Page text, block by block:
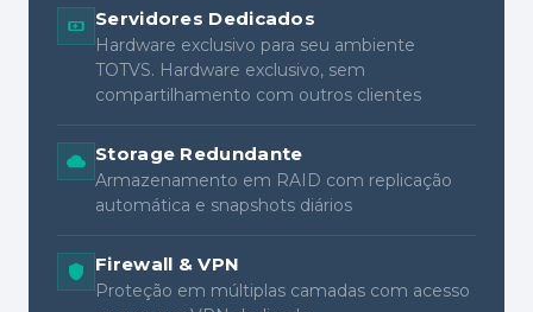
Servidores Dedicados
Hardware exclusivo para seu ambiente
TOTVS. Hardware exclusivo, sem
compartilhamento com outros clientes
Storage Redundante
Armazenamento em RAID com replicação
automática e snapshots diários
Firewall & VPN
Proteção em múltiplas camadas com acesso